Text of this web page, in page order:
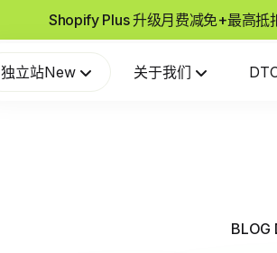
Shopify Plus 升级月费减免+最高
独立站New 关于我们
BLOG